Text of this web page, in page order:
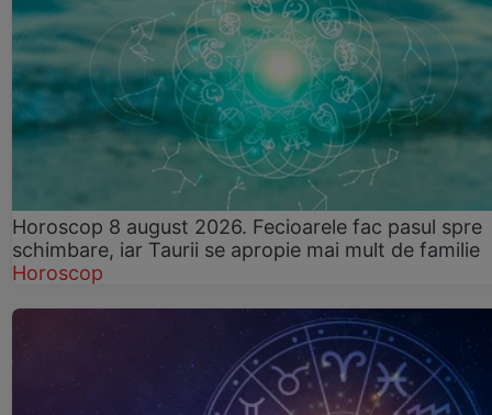
Horoscop 8 august 2026. Fecioarele fac pasul spre
schimbare, iar Taurii se apropie mai mult de familie
Horoscop